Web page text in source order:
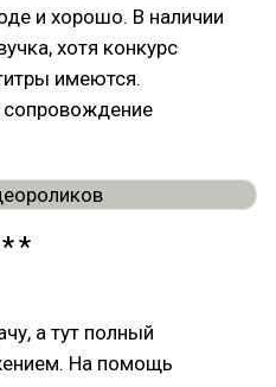
и хорошо. В наличии
хотя конкурс
имеются.
а тут полный
На помощь